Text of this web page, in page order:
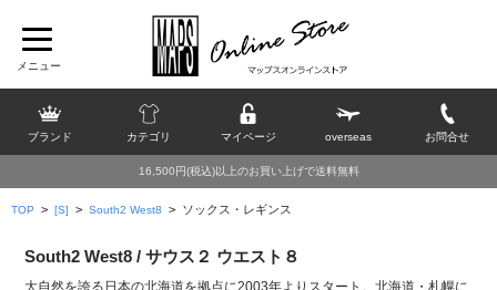
ブランド カテゴリ マイページ overseas お問合せ
16,500円(税込)以上のお買い上げで送料無料
TOP > [S] > South2 West8 > ソックス・レギンス
South2 West8 / サウス２ ウエスト８
大自然を誇る日本の北海道を拠点に2003年よりスタート。北海道・札幌に